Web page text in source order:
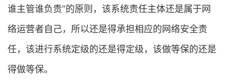
谁主管谁负责”的原则，该系统责任主体还是属于网
络运营者自己，所以还是得承担相应的网络安全责
任，该进行系统定级的还是得定级，该做等保的还是
得做等保。